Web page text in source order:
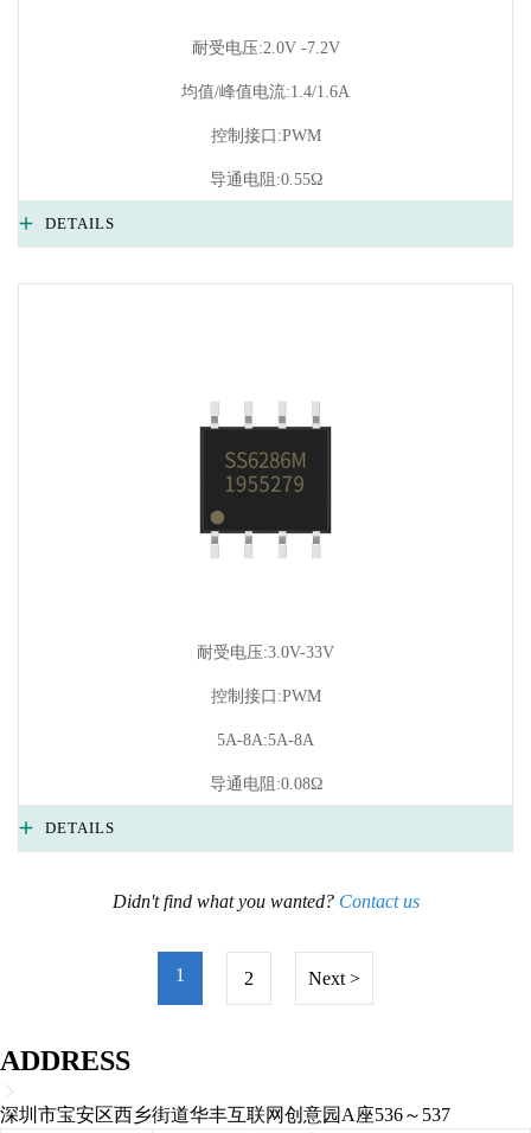
耐受电压:2.0V -7.2V
均值/峰值电流:1.4/1.6A
控制接口:PWM
导通电阻:0.55Ω
DETAILS
耐受电压:3.0V-33V
控制接口:PWM
5A-8A:5A-8A
导通电阻:0.08Ω
DETAILS
Didn't find what you wanted? Contact us
1 2 Next >
ADDRESS
深圳市宝安区西乡街道华丰互联网创意园A座536～537